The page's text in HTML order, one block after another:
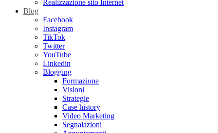
Realizzazione sito Internet
Blog
Facebook
Instagram
TikTok
Twitter
YouTube
Linkedin
Blogging
Formazione
Visioni
Strategie
Case history
Video Marketing
Segnalazioni